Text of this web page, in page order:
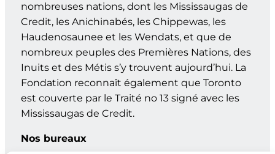
nombreuses nations, dont les Mississaugas de
Credit, les Anichinabés, les Chippewas, les
Haudenosaunee et les Wendats, et que de
nombreux peuples des Premières Nations, des
Inuits et des Métis s’y trouvent aujourd’hui. La
Fondation reconnaît également que Toronto
est couverte par le Traité no 13 signé avec les
Mississaugas de Credit.
Nos bureaux